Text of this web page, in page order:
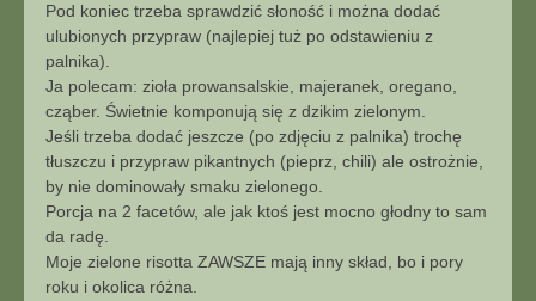
Pod koniec trzeba sprawdzić słoność i można dodać
ulubionych przypraw (najlepiej tuż po odstawieniu z
palnika).
Ja polecam: zioła prowansalskie, majeranek, oregano,
cząber. Świetnie komponują się z dzikim zielonym.
Jeśli trzeba dodać jeszcze (po zdjęciu z palnika) trochę
tłuszczu i przypraw pikantnych (pieprz, chili) ale ostrożnie,
by nie dominowały smaku zielonego.
Porcja na 2 facetów, ale jak ktoś jest mocno głodny to sam
da radę.
Moje zielone risotta ZAWSZE mają inny skład, bo i pory
roku i okolica różna.